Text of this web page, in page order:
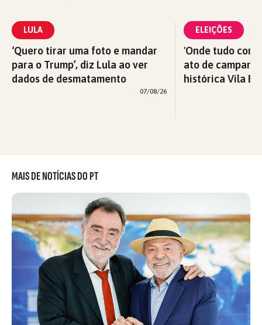
LULA
‘Quero tirar uma foto e mandar
para o Trump’, diz Lula ao ver
dados de desmatamento
07/08/26
ELEIÇÕES
'Onde tudo
ato de
histórica Vila
MAIS DE NOTÍCIAS DO PT